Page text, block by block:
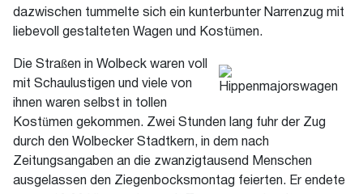
dazwischen tummelte sich ein kunterbunter Narrenzug mit
liebevoll gestalteten Wagen und Kostümen.
Die Straßen in Wolbeck waren voll
mit Schaulustigen und viele von
ihnen waren selbst in tollen
Kostümen gekommen. Zwei Stunden lang fuhr der Zug
durch den Wolbecker Stadtkern, in dem nach
Zeitungsangaben an die zwanzigtausend Menschen
ausgelassen den Ziegenbocksmontag feierten. Er endete